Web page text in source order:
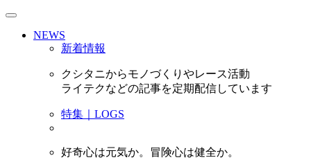
NEWS
新着情報
クシタニからモノづくりやレース活動
ライテクなどの記事を定期配信しています
特集｜LOGS
好奇心は元気か。冒険心は健全か。